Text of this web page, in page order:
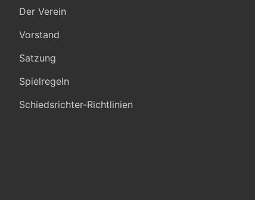
Der Verein
Vorstand
Satzung
Spielregeln
Schiedsrichter-Richtlinien